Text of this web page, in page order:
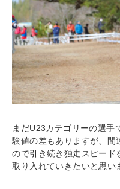
まだU23カテゴリーの選手
験値の差もありますが、間
ので引き続き独走スピード
取り入れていきたいと思い